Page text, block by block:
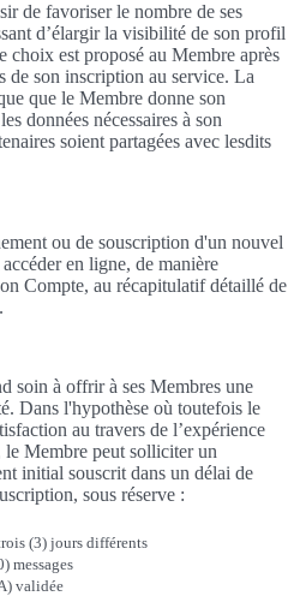
de favoriser le nombre de ses
d’élargir la visibilité de son profil
choix est proposé au Membre après
de son inscription au service. La
que le Membre donne son
données nécessaires à son
soient partagées avec lesdits
ou de souscription d'un nouvel
en ligne, de manière
Compte, au récapitulatif détaillé de
soin à offrir à ses Membres une
Dans l'hypothèse où toutefois le
au travers de l’expérience
Membre peut solliciter un
initial souscrit dans un délai de
sous réserve :
(3) jours différents
messages
validée